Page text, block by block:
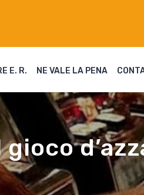
E. R. NE VALE LA PENA